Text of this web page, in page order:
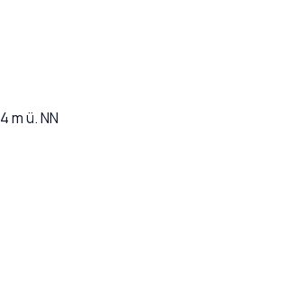
m ü. NN